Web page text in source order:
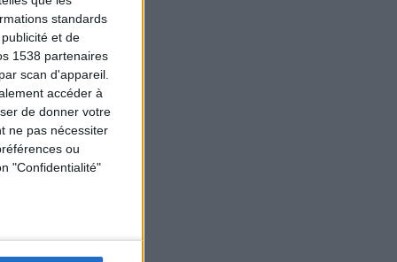
standards
et de
1538 partenaires
scan d'appareil.
accéder à
de donner votre
ne pas nécessiter
ou
"Confidentialité"